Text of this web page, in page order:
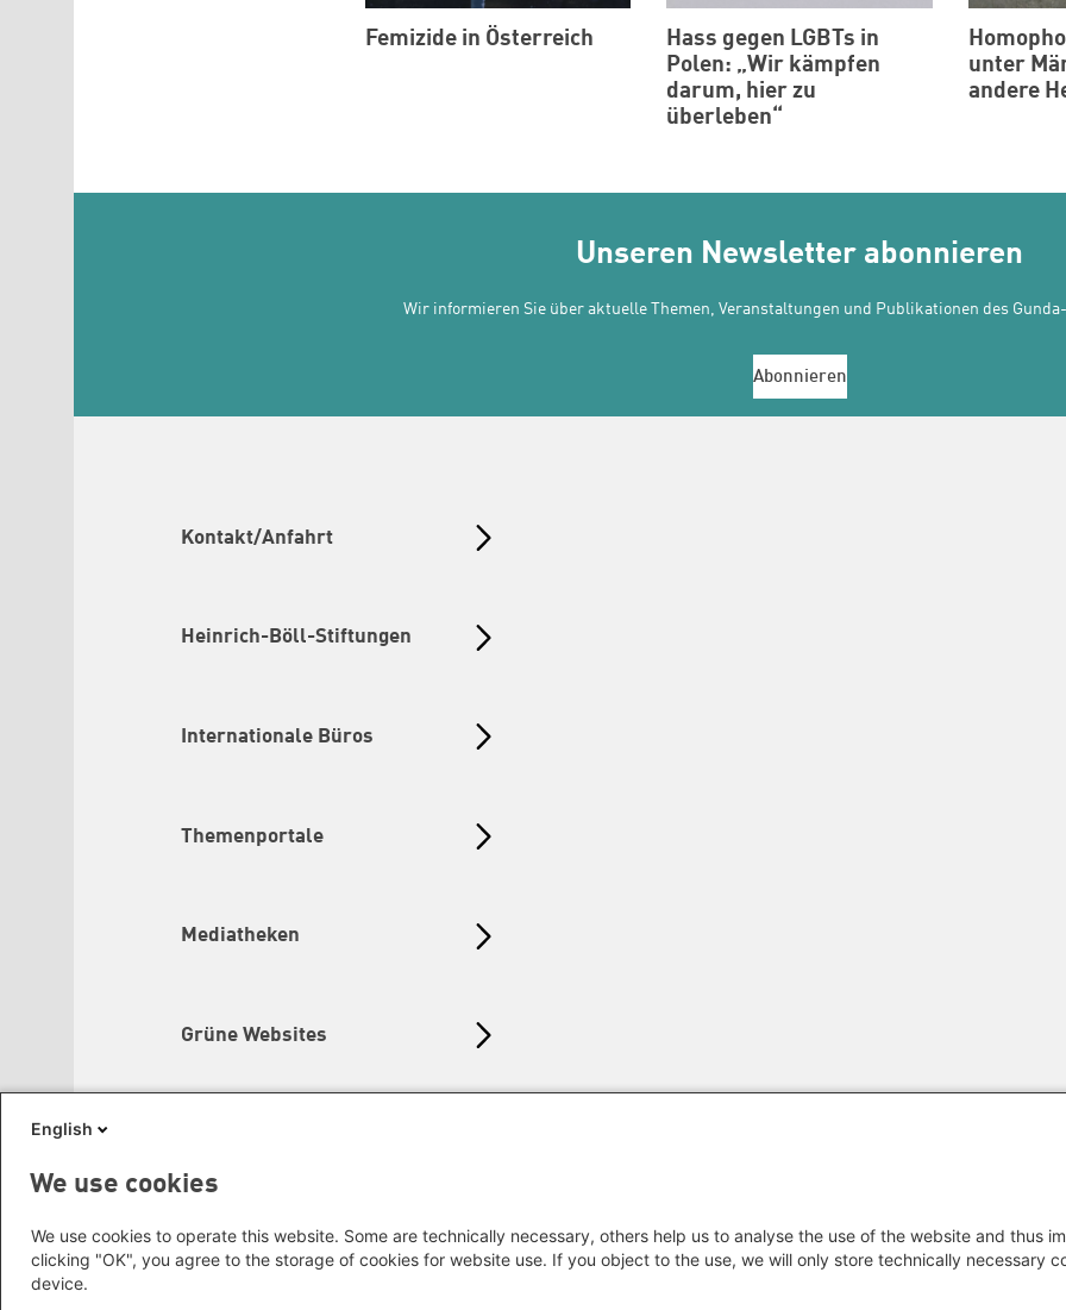
Femizide in Österreich
Hass gegen LGBTs in
Polen: „Wir kämpfen
darum, hier zu
überleben“
unter
andere
Unseren Newsletter abonnieren
Wir informieren Sie über aktuelle Themen, Veranstaltungen und Publikationen des
Abonnieren
Kontakt/Anfahrt
Heinrich-Böll-Stiftungen
Internationale Büros
Themenportale
Mediatheken
Grüne Websites
English
We use cookies
We use cookies to operate this website. Some are technically necessary, others help us to analyse the use of the website and thus
clicking "OK", you agree to the storage of cookies for website use. If you object to the use, we will only store technically necessary
device.